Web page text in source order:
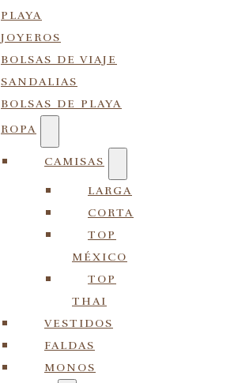
PLAYA
JOYEROS
BOLSAS DE VIAJE
SANDALIAS
BOLSAS DE PLAYA
ROPA
CAMISAS
LARGA
CORTA
TOP
MÉXICO
TOP
THAI
VESTIDOS
FALDAS
MONOS